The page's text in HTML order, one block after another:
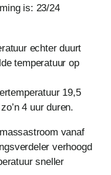
is: 23/24
echter duurt
temperatuur op
19,5
4 uur duren.
vanaf
verhoogd
sneller